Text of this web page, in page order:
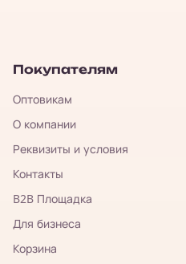
Покупателям
Оптовикам
О компании
Реквизиты и условия
Контакты
B2B Площадка
Для бизнеса
Корзина